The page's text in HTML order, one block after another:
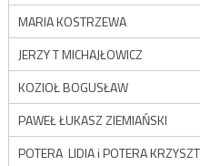
MARIA KOSTRZEWA
JERZY T MICHAJŁOWICZ
KOZIOŁ BOGUSŁAW
PAWEŁ ŁUKASZ ZIEMIAŃSKI
POTERA LIDIA i POTERA